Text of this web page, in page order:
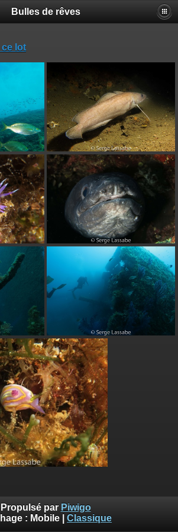
Bulles de rêves
ce lot
Propulsé par Piwigo
: Mobile Classique